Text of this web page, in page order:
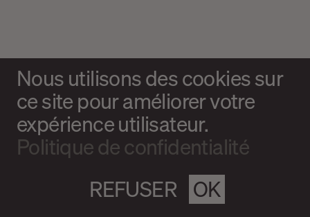
Nous utilisons des cookies sur
ce site pour améliorer votre
expérience utilisateur.
Politique de confidentialité
OK
REFUSER